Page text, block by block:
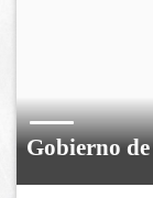
Gobierno